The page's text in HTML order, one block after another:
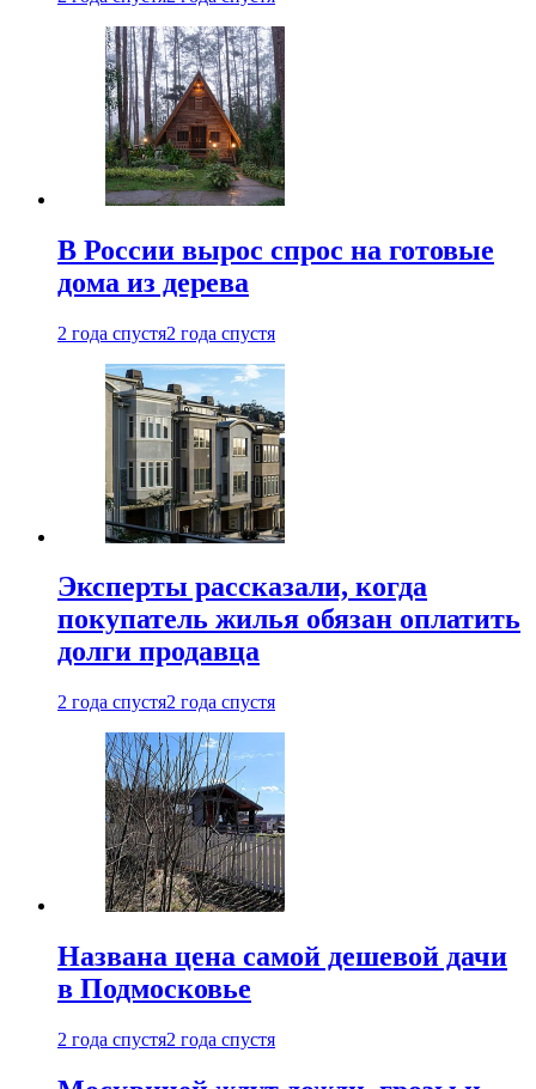
В России вырос спрос на готовые
дома из дерева
2 года спустя2 года спустя
Эксперты рассказали, когда
покупатель жилья обязан оплатить
долги продавца
2 года спустя2 года спустя
Названа цена самой дешевой дачи
в Подмосковье
2 года спустя2 года спустя